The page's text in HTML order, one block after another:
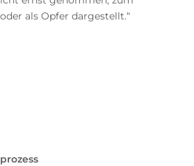
als Opfer dargestellt.“